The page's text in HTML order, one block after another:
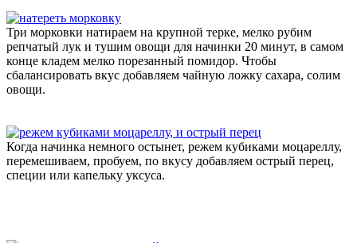
Три морковки натираем на крупной терке, мелко рубим
репчатый лук и тушим овощи для начинки 20 минут, в самом
конце кладем мелко порезанный помидор. Чтобы
сбалансировать вкус добавляем чайную ложку сахара, солим
овощи.
Когда начинка немного остынет, режем кубиками моцареллу,
перемешиваем, пробуем, по вкусу добавляем острый перец,
специи или капельку уксуса.